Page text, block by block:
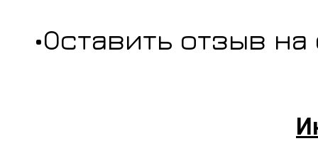
•Оставить отзыв на